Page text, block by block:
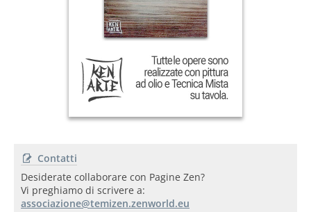
Contatti
Desiderate collaborare con Pagine Zen?
Vi preghiamo di scrivere a: